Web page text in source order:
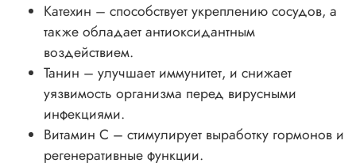
Катехин – способствует укреплению сосудов, а
также обладает антиоксидантным
воздействием.
Танин – улучшает иммунитет, и снижает
уязвимость организма перед вирусными
инфекциями.
Витамин С – стимулирует выработку гормонов и
регенеративные функции.